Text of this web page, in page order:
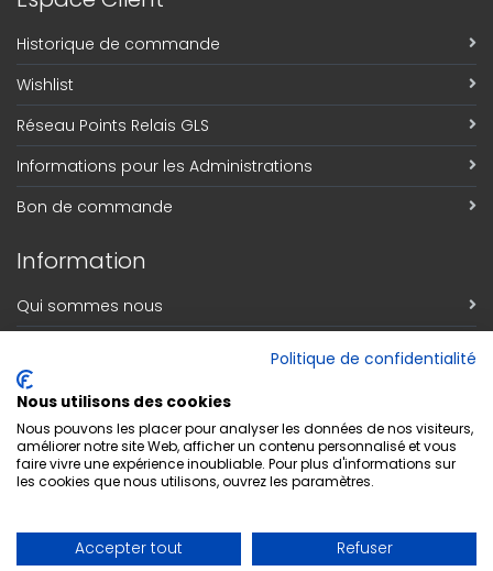
Historique de commande
Wishlist
Réseau Points Relais GLS
Informations pour les Administrations
Bon de commande
Information
Qui sommes nous
Contact
Respect de la vie privée
Conditions générales de vente
Adresse email*
Politique de confidentialité
Nous utilisons des cookies
Nous pouvons les placer pour analyser les données de nos visiteurs,
améliorer notre site Web, afficher un contenu personnalisé et vous
faire vivre une expérience inoubliable. Pour plus d'informations sur
les cookies que nous utilisons, ouvrez les paramètres.
Accepter tout Refuser